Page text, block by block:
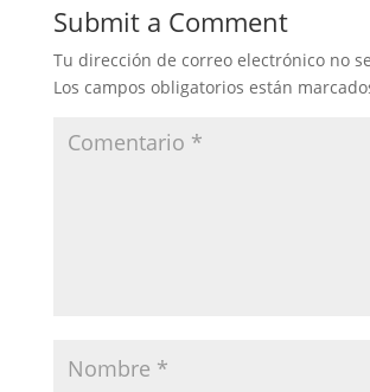
Submit a Comment
Tu dirección de correo electrónico no
Los campos obligatorios están